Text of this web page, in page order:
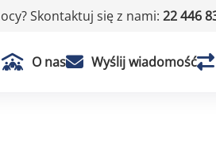
Skontaktuj się z nami: 22 446
O nas Wyślij wiadomość